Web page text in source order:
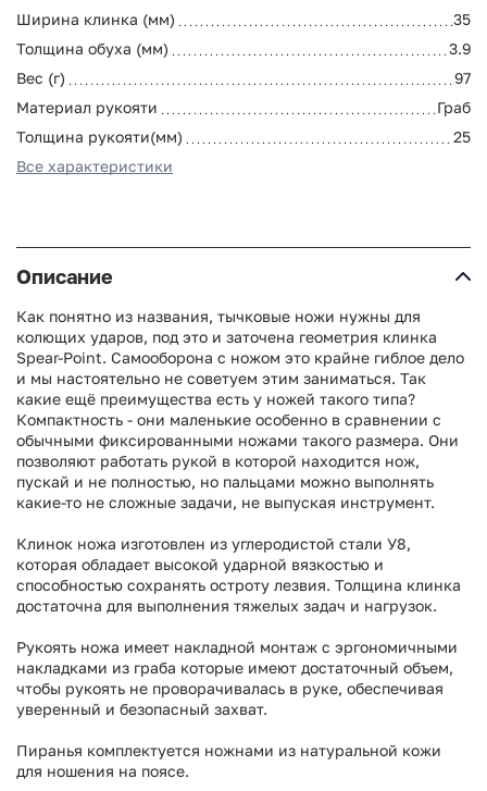
Ширина клинка (мм)
35
Толщина обуха (мм)
3.9
Вес (г)
97
Материал рукояти
Граб
Толщина рукояти(мм)
25
Все характеристики
Описание
Как понятно из названия, тычковые ножи нужны для
колющих ударов, под это и заточена геометрия клинка
Spear-Point. Самооборона с ножом это крайне гиблое дело
и мы настоятельно не советуем этим заниматься. Так
какие ещё преимущества есть у ножей такого типа?
Компактность - они маленькие особенно в сравнении с
обычными фиксированными ножами такого размера. Они
позволяют работать рукой в которой находится нож,
пускай и не полностью, но пальцами можно выполнять
какие-то не сложные задачи, не выпуская инструмент.
Клинок ножа изготовлен из углеродистой стали У8,
которая обладает высокой ударной вязкостью и
способностью сохранять остроту лезвия. Толщина клинка
достаточна для выполнения тяжелых задач и нагрузок.
Рукоять ножа имеет накладной монтаж с эргономичными
накладками из граба которые имеют достаточный объем,
чтобы рукоять не проворачивалась в руке, обеспечивая
уверенный и безопасный захват.
Пиранья комплектуется ножнами из натуральной кожи
для ношения на поясе.